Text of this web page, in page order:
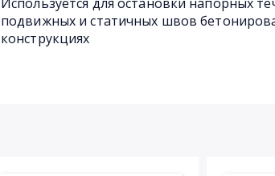
подвижных и статичных швов
конструкциях